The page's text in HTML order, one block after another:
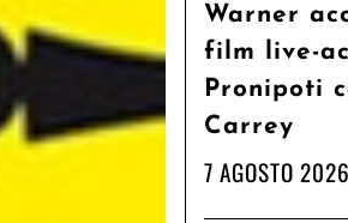
Warner
film live-
Pronipoti
Carrey
7 AGOSTO 2026